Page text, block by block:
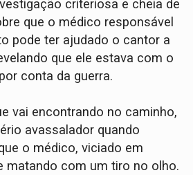
criteriosa e cheia de
que o médico responsável
pode ter ajudado o cantor a
que ele estava com o
conta da guerra.
vai encontrando no caminho,
avassalador quando
o médico, viciado em
matando com um tiro no olho.